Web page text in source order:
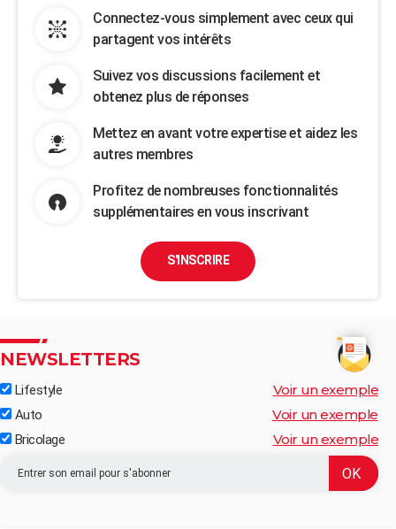
Connectez-vous simplement avec ceux qui
partagent vos intérêts
Suivez vos discussions facilement et
obtenez plus de réponses
Mettez en avant votre expertise et aidez les
autres membres
Profitez de nombreuses fonctionnalités
supplémentaires en vous inscrivant
S'INSCRIRE
NEWSLETTERS
Lifestyle Voir un exemple
Auto Voir un exemple
Bricolage Voir un exemple